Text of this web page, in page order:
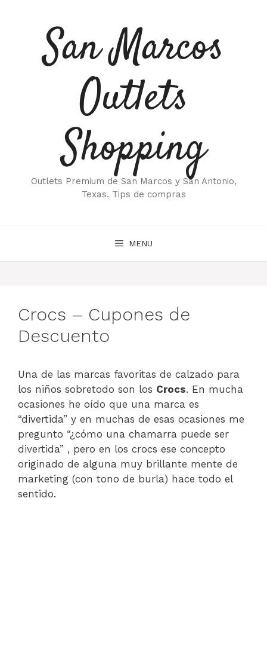
contenidoSan Marcos
Outlets
Shopping
Outlets Premium de San Marcos y San Antonio,
Texas. Tips de compras
MENU
Crocs – Cupones de
Descuento
Una de las marcas favoritas de calzado para
los niños sobretodo son los Crocs. En mucha
ocasiones he oído que una marca es
“divertida” y en muchas de esas ocasiones me
pregunto “¿cómo una chamarra puede ser
divertida” , pero en los crocs ese concepto
originado de alguna muy brillante mente de
marketing (con tono de burla) hace todo el
sentido.